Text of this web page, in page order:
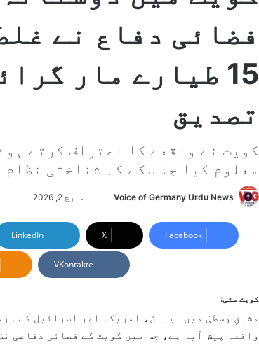
15 طیارے مار
تصدیق
کویت نے واقعے کا اعتراف کرتے
معلوم کیا جا سکے کہ شناختی
Voice of Germany Urdu News
n
d
n
m
مارچ 2, 2026
Facebook
X
LinkedIn
VKontakte
کویت سٹی:
مشرقِ وسطیٰ میں ایران، امریکہ اور اسرائیل کے